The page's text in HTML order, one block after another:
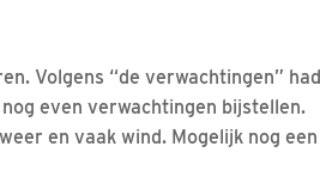
Volgens “de verwachtingen”
even verwachtingen bijstellen.
en vaak wind. Mogelijk nog